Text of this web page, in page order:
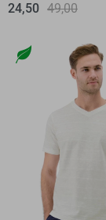
24,50 49,00